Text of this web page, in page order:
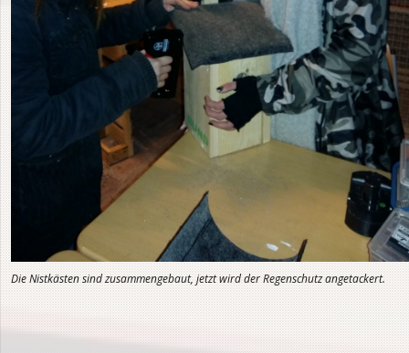
Die Nistkästen sind zusammengebaut, jetzt wird der Regenschutz angetackert.